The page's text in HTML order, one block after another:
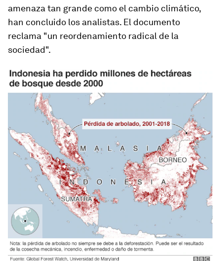
amenaza tan grande como el cambio climático,
han concluido los analistas. El documento
reclama "un reordenamiento radical de la
sociedad".